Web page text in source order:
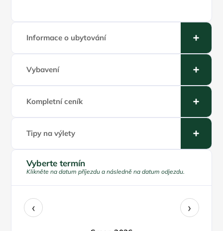
Informace o ubytování
Vybavení
Kompletní ceník
Tipy na výlety
Vyberte termín
Klikněte na datum příjezdu a následně na datum odjezdu.
‹ ›